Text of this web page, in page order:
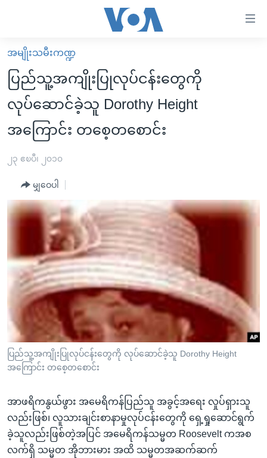
လွယ်ကူ
စေ
သည့်
Link
များ
ပင်မ
ကျော်
ကြည့်
ပင်မ
ညွန်း
စာမျက်နှာ
ကျော်
ကြည့်
ရန်
ရန်
နေရာ
သို့
ကျော်
မူလစာမျက်နှာ
မြန်မာ
ကမ္ဘာ့သတင်းများ
နိုင်ငံတကာ
အစ္စရေး-ပါလက်စတိုင်း
ဗွီဒီယို
အင်္ဂလိပ်စာလေ့လာမယ်
အမေရိကန်သုံးအီဒီယံ
မကြေးမုံရဲ့ အင်္ဂလိပ်စာ
ရုပ်ရှင်ထဲက အင်္ဂလိပ်စာ
သုတပဒေသာ အင်္ဂလိပ်စာ
အပတ်စဉ်ကဏ္ဍများ
တီဗွီ
ရေဒီယိုနှင့်ရုပ်သံ အချက်အလက်များ
ရေဒီယို/တီဗွီအစီအစဉ်
Learning English
ဗွီအိုအေ လူမှုကွန်ယက်များ
ဘာသာစကားများ
အမျိုးသမီးကဏ္ဍ
ပြည်သူ့အကျိုးပြုလုပ်ငန်းတွေကို
လုပ်ဆောင်ခဲ့သူ Dorothy Height
အကြောင်း တစေ့တစောင်း
၂၃ ဧၿပီ၊ ၂၀၁၀
မျှဝေပါ
ပြည်သူ့အကျိုးပြုလုပ်ငန်းတွေကို လုပ်ဆောင်ခဲ့သူ Dorothy Height
အကြောင်း တစေ့တစောင်း
အာဖရိကနွယ်ဖွား အမေရိကန်ပြည်သူ အခွင့်အရေး လှုပ်ရှားသူ
လည်းဖြစ်၊ လူသားချင်းစာနာမှုလုပ်ငန်းတွေကို ရှေ့ရှုဆောင်ရွက်
ခဲ့သူလည်းဖြစ်တဲ့အပြင် အမေရိကန်သမ္မတ Roosevelt ကအစ
လက်ရှိ သမ္မတ အိုဘားမား အထိ သမ္မတအဆက်ဆက်